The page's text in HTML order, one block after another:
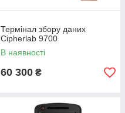
Термінал збору даних
Cipherlab 9700
В наявності
60 300 ₴